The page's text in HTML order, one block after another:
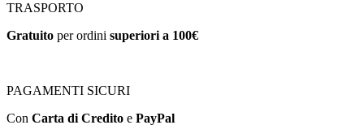
TRASPORTO
Gratuito per ordini superiori a 100€
PAGAMENTI SICURI
Con Carta di Credito e PayPal